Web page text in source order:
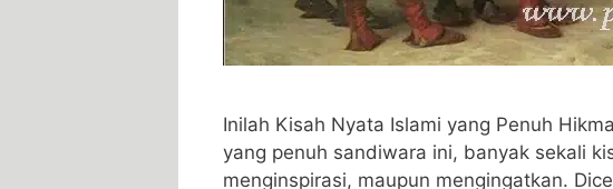
Inilah Kisah Nyata Islami yang Penuh
yang penuh sandiwara ini, banyak sekali
menginspirasi, maupun mengingatkan.